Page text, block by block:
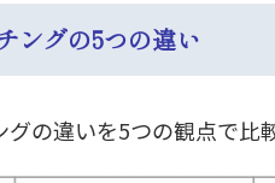
ングの5つの違い
の違いを5つの観点で比